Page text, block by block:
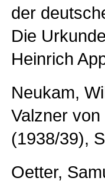
der
Die
Heinrich
Neukam,
Valzner
(1938/39),
Oetter,